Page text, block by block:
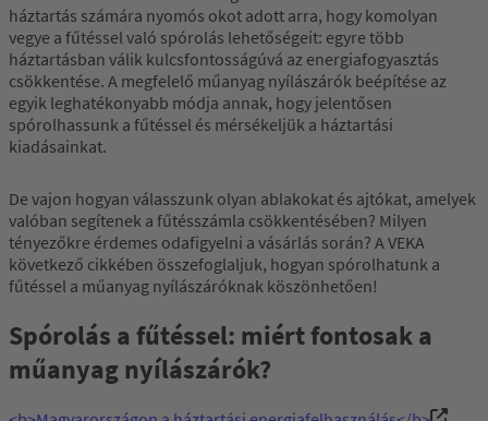
háztartás számára nyomós okot adott arra, hogy komolyan
vegye a fűtéssel való spórolás lehetőségeit: egyre több
háztartásban válik kulcsfontosságúvá az energiafogyasztás
csökkentése. A megfelelő műanyag nyílászárók beépítése az
egyik leghatékonyabb módja annak, hogy jelentősen
spórolhassunk a fűtéssel és mérsékeljük a háztartási
kiadásainkat.
De vajon hogyan válasszunk olyan ablakokat és ajtókat, amelyek
valóban segítenek a fűtésszámla csökkentésében? Milyen
tényezőkre érdemes odafigyelni a vásárlás során? A VEKA
következő cikkében összefoglaljuk, hogyan spórolhatunk a
fűtéssel a műanyag nyílászáróknak köszönhetően!
Spórolás a fűtéssel: miért fontosak a
műanyag nyílászárók?